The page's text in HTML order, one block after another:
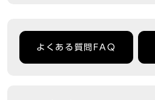
よくある質問FAQ